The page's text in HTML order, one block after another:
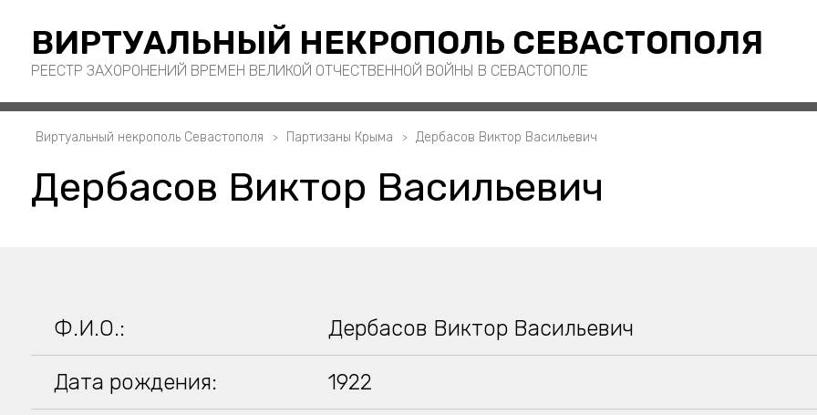
ВИРТУАЛЬНЫЙ НЕКРОПОЛЬ СЕВАСТОПОЛЯ
РЕЕСТР ЗАХОРОНЕНИЙ ВРЕМЕН ВЕЛИКОЙ ОТЧЕСТВЕННОЙ ВОЙНЫ В СЕВАСТОПОЛЕ
Виртуальный некрополь Севастополя Партизаны Крыма Дербасов Виктор Васильевич
Дербасов Виктор Васильевич
Ф.И.О.: Дербасов Виктор Васильевич
Дата рождения: 1922